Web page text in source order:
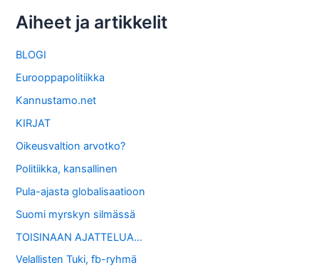
Aiheet ja artikkelit
BLOGI
Eurooppapolitiikka
Kannustamo.net
KIRJAT
Oikeusvaltion arvotko?
Politiikka, kansallinen
Pula-ajasta globalisaatioon
Suomi myrskyn silmässä
TOISINAAN AJATTELUA…
Velallisten Tuki, fb-ryhmä